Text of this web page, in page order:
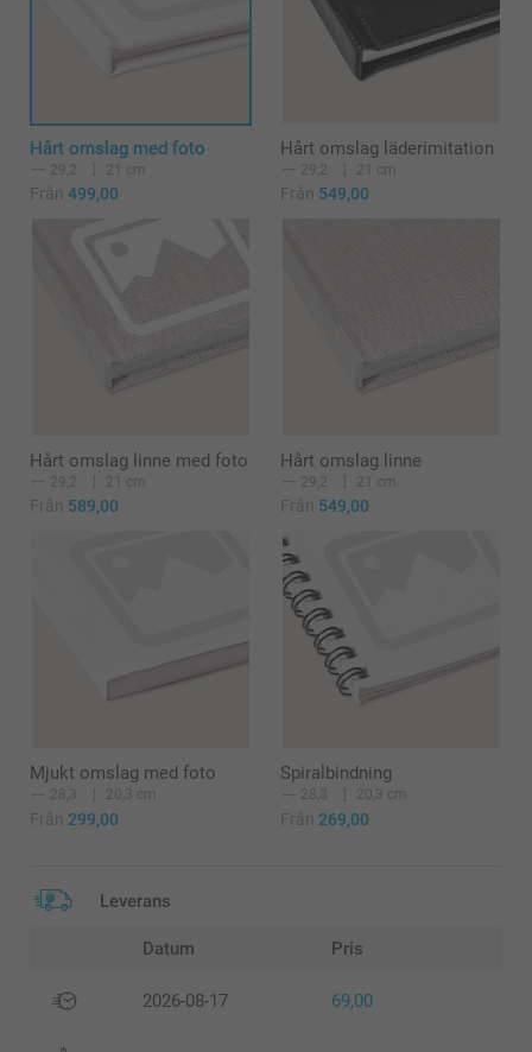
Hårt omslag med foto
29,2 21 cm
Från 499,00
Hårt omslag läderimitation
29,2 21 cm
Från 549,00
Hårt omslag linne med foto
29,2 21 cm
Från 589,00
Hårt omslag linne
29,2 21 cm
Från 549,00
Mjukt omslag med foto
28,3 20,3 cm
Från 299,00
Spiralbindning
28,3 20,3 cm
Från 269,00
Leverans
Datum Pris
2026-08-17 69,00